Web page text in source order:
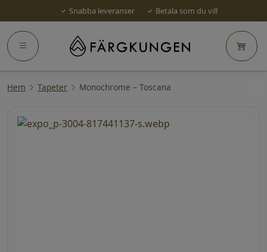
Snabba leveranser Betala som du vill
Hem Tapeter Monochrome – Toscana